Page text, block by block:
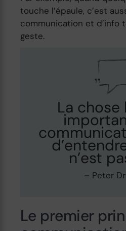
touche l’épaule, c’est
communication et d’info
geste.
La chose
n’est
– Peter
Le premier